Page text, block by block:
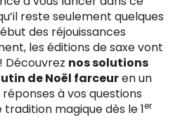
reste seulement quelques
des réjouissances
les éditions de saxe vont
Découvrez nos solutions
de Noël farceuren un
à vos questions
magique dès le 1er